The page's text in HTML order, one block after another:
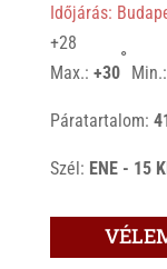
Időjárás:
+28
Max.: +30
°
Min.:
Páratartalom:
Szél: ENE - 15